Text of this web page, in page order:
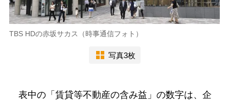
TBS HDの赤坂サカス（時事通信フォト）
写真3枚
表中の「賃貸等不動産の含み益」の数字は、企